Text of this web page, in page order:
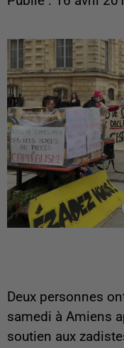
Deux personnes
samedi à Amiens
soutien aux